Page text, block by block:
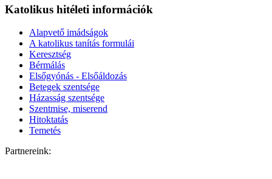
Katolikus hitéleti információk
Alapvető imádságok
A katolikus tanítás formulái
Keresztség
Bérmálás
Elsőgyónás - Elsőáldozás
Betegek szentsége
Házasság szentsége
Szentmise, miserend
Hitoktatás
Temetés
Partnereink: